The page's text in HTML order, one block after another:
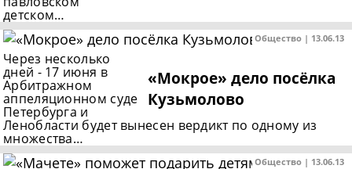
детском…
Общество | 13.06.13
«Мокрое» дело посёлка
Кузьмолово
Через несколько
дней - 17 июня в
Арбитражном
аппеляционном суде
Петербурга и
Ленобласти будет вынесен вердикт по одному из
множества…
Общество | 13.06.13